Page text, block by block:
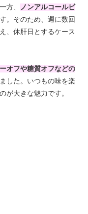
方、
ノンアルコールビ
。そのため、週に数回
、休肝日とするケース
オフや糖質オフなどの
した。いつもの味を楽
が大きな魅力です。